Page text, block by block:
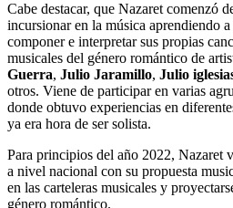
Cabe destacar, que Nazaret comenzó
incursionar en la música aprendiendo
componer e interpretar sus propias
musicales del género romántico de
Guerra, Julio Jaramillo, Julio
otros. Viene de participar en varias
donde obtuvo experiencias en
ya era hora de ser solista.
Para principios del año 2022, Nazaret
a nivel nacional con su propuesta
en las carteleras musicales y
género romántico.